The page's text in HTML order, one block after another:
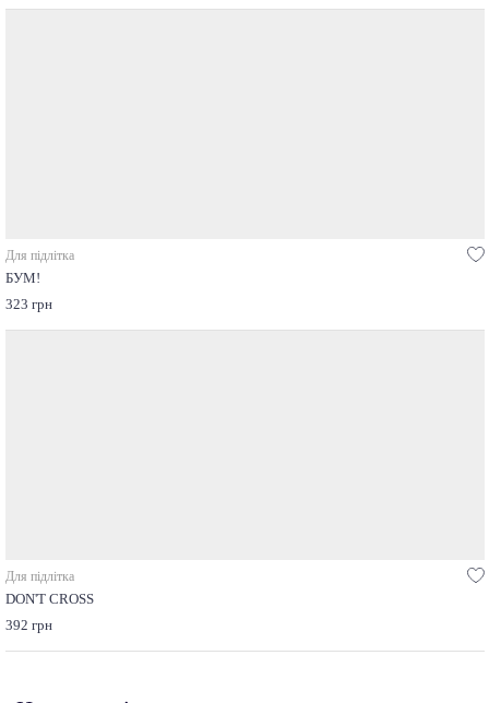
Для підлітка
БУМ!
323 грн
Для підлітка
DON'T CROSS
392 грн